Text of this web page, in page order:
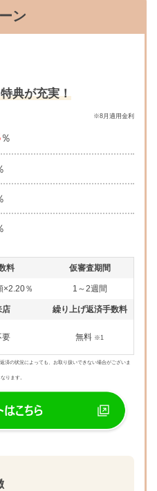
ン
典が充実！
※8月適用金利
％
料 仮審査期間
×2.20％ 1～2週間
店 繰り上げ返済手数料
要 無料 ※1
の状況によっても、お取り扱いできない場合がございま
ります。